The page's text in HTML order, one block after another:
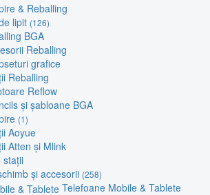
& Reballing
lipit (126)
BGA
Reballing
grafice
Reballing
Reflow
și șabloane BGA
(1)
Aoyue
Atten și Mlink
stații
și accesorii (258)
Telefoane Mobile & Tablete